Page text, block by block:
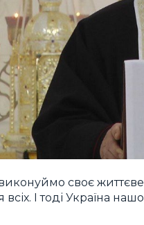
своє
всіх. І тоді Україна